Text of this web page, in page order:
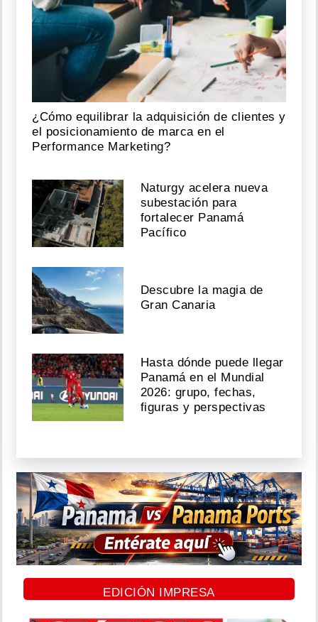
¿Cómo equilibrar la adquisición de clientes y
el posicionamiento de marca en el
Performance Marketing?
Naturgy acelera nueva
subestación para
fortalecer Panamá
Pacífico
Descubre la magia de
Gran Canaria
Hasta dónde puede llegar
Panamá en el Mundial
2026: grupo, fechas,
figuras y perspectivas
EDICIÓN IMPRESA